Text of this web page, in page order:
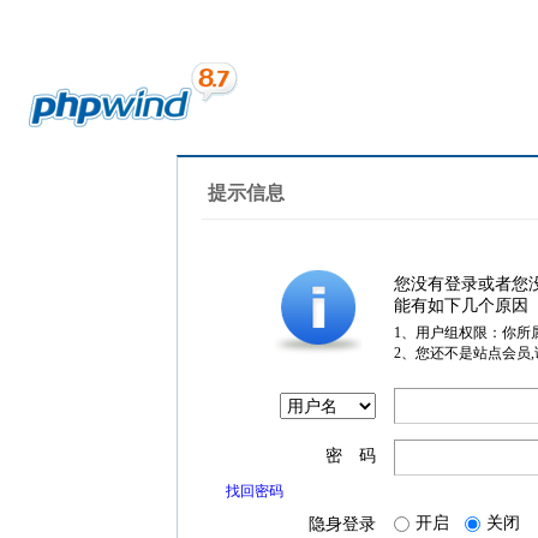
提示信息
您没有登录或者您
能有如下几个原因
1、用户组权限：你所
2、您还不是站点会员
密 码
找回密码
隐身登录 开启 关闭